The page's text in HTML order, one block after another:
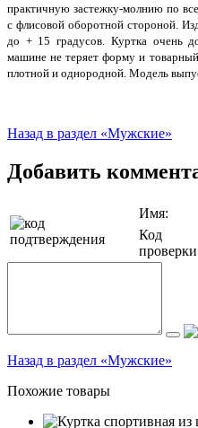
практичную застежку-молнию по
с флисовой оборотной стороной.
до + 15 градусов. Куртка очень
машине не теряет форму и
плотной и однородной. Модель
Назад в раздел «Мужские»
Добавить
Имя:
Код
Назад в раздел «Мужские»
Похожие товары